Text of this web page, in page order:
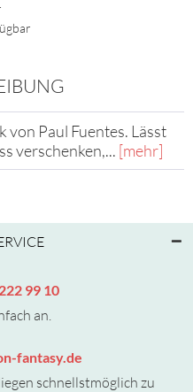
von Paul Fuentes. Lässt
verschenken,... [mehr]
99 10
an.
fantasy.de
schnellstmöglich zu